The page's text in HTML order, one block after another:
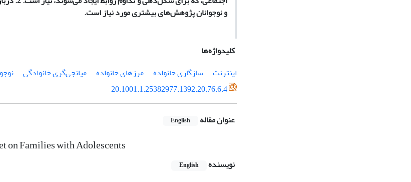
و نوجوانان پژوهش‌های بیشتری مورد نیاز است.
کلیدواژه‌ها
اینترنت
سازگاری خانواده مرزهای خانواده میانجی‌گری خانوادگی
20.1001.1.25382977.1392.20.76.6.4
عنوان مقاله English
on Families with Adolescents
نویسنده English